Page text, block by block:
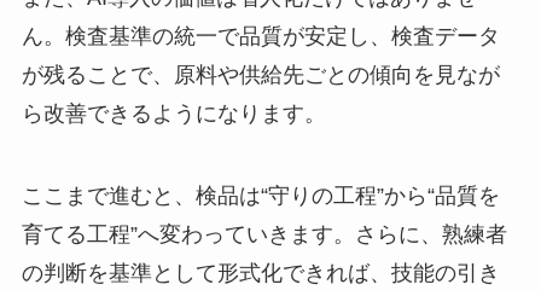
ん。検査基準の統一で品質が安定し、検査データ
が残ることで、原料や供給先ごとの傾向を見なが
ら改善できるようになります。
ここまで進むと、検品は“守りの工程”から“品質を
育てる工程”へ変わっていきます。さらに、熟練者
の判断を基準として形式化できれば、技能の引き